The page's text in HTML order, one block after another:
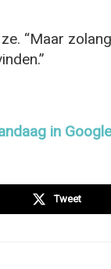
“Maar
in
Tweet